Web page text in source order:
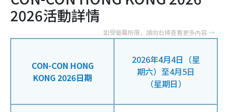
2026活動詳情
CON-CON HONG
KONG 2026日期
2026年4月4日（星
期六）至4月5日
（星期日）